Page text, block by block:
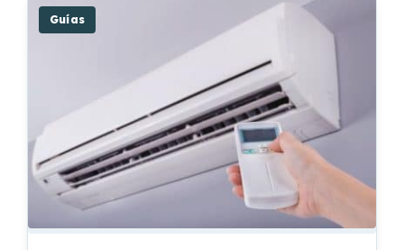
Guías